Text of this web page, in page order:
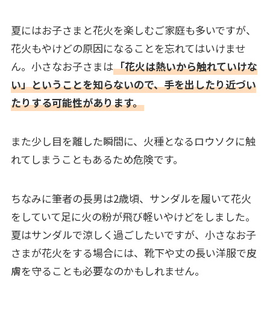
夏にはお子さまと花火を楽しむご家庭も多いですが、
花火もやけどの原因になることを忘れてはいけませ
ん。小さなお子さまは「花火は熱いから触れていけな
い」ということを知らないので、手を出したり近づい
たりする可能性があります。
また少し目を離した瞬間に、火種となるロウソクに触
れてしまうこともあるため危険です。
ちなみに筆者の長男は2歳頃、サンダルを履いて花火
をしていて足に火の粉が飛び軽いやけどをしました。
夏はサンダルで涼しく過ごしたいですが、小さなお子
さまが花火をする場合には、靴下や丈の長い洋服で皮
膚を守ることも必要なのかもしれません。